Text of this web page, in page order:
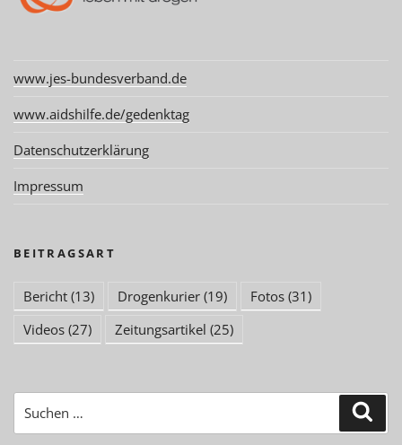
www.jes-bundesverband.de
www.aidshilfe.de/gedenktag
Datenschutzerklärung
Impressum
BEITRAGSART
Bericht (13) Drogenkurier (19) Fotos (31)
Videos (27) Zeitungsartikel (25)
nach: